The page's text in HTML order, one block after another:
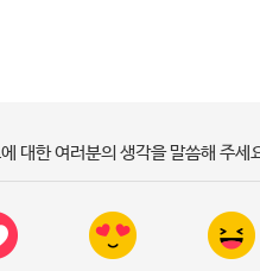
대한 여러분의 생각을 말씀해 주세